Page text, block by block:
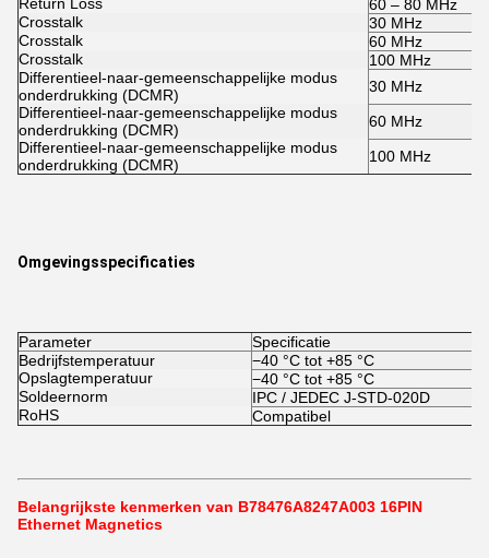
60 – 80 MHz
Crosstalk
30 MHz
Crosstalk
60 MHz
Crosstalk
100 MHz
Differentieel-naar-gemeenschappelijke modus
onderdrukking (DCMR)
30 MHz
Differentieel-naar-gemeenschappelijke modus
onderdrukking (DCMR)
60 MHz
Differentieel-naar-gemeenschappelijke modus
onderdrukking (DCMR)
100 MHz
Omgevingsspecificaties
Parameter
Specificatie
Bedrijfstemperatuur
−40 °C tot +85 °C
Opslagtemperatuur
−40 °C tot +85 °C
Soldeernorm
IPC / JEDEC J-STD-020D
RoHS
Compatibel
Belangrijkste kenmerken van B78476A8247A003 16PIN
Ethernet Magnetics